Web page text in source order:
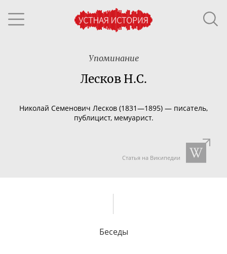
Упоминание
Лесков Н.С.
Николай Семенович Лесков (1831—1895) — писатель,
публицист, мемуарист.
Статья на Википедии
Беседы